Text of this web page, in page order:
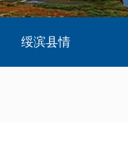
绥滨县情